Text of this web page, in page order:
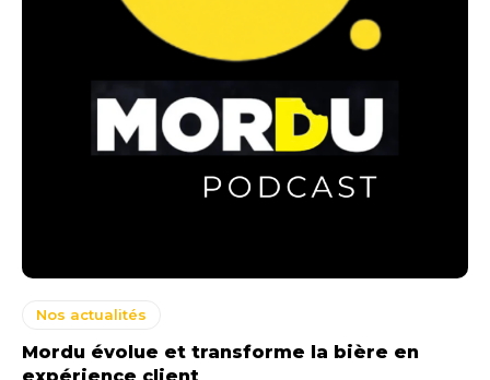
Nos actualités
Mordu évolue et transforme la bière en
expérience client